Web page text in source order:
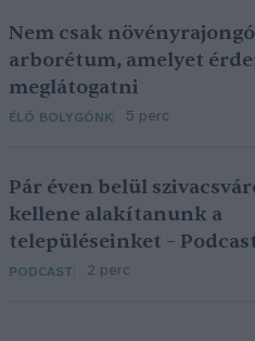
Nem csak
arborétum, amelyet
meglátogatni
ÉLŐ BOLYGÓNK 5 perc
Pár éven belül
kellene alakítanunk a
településeinket –
PODCAST 2 perc